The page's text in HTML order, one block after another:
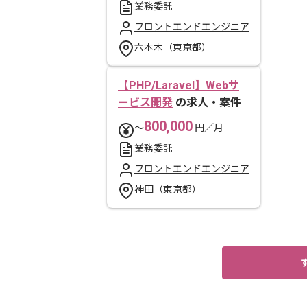
業務委託
フロントエンドエンジニア
六本木（東京都）
【PHP/Laravel】Webサ
ービス開発 の求人・案件
〜800,000 円／月
業務委託
フロントエンドエンジニア
神田（東京都）